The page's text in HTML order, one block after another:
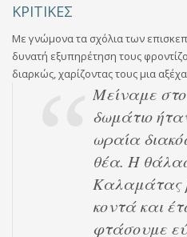
ΚΡΙΤΙΚΕΣ
Με γνώμονα τα σχόλια των
δυνατή εξυπηρέτηση τους
διαρκώς, χαρίζοντας τους μια
Μείναμε
δωμάτιο
ωραία
θέα. Η
Καλαμάτας
κοντά και
φτάσουμε